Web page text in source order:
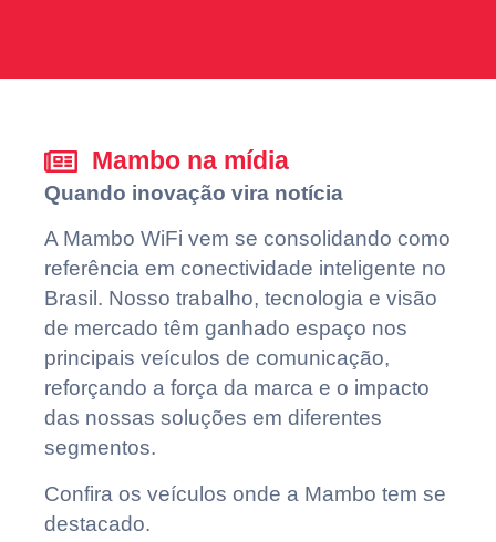
Mambo na mídia
Quando inovação vira notícia
A Mambo WiFi vem se consolidando como
referência em conectividade inteligente no
Brasil. Nosso trabalho, tecnologia e visão
de mercado têm ganhado espaço nos
principais veículos de comunicação,
reforçando a força da marca e o impacto
das nossas soluções em diferentes
segmentos.
Confira os veículos onde a Mambo tem se
destacado.